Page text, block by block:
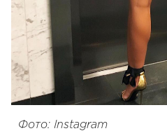
Фото: Instagram